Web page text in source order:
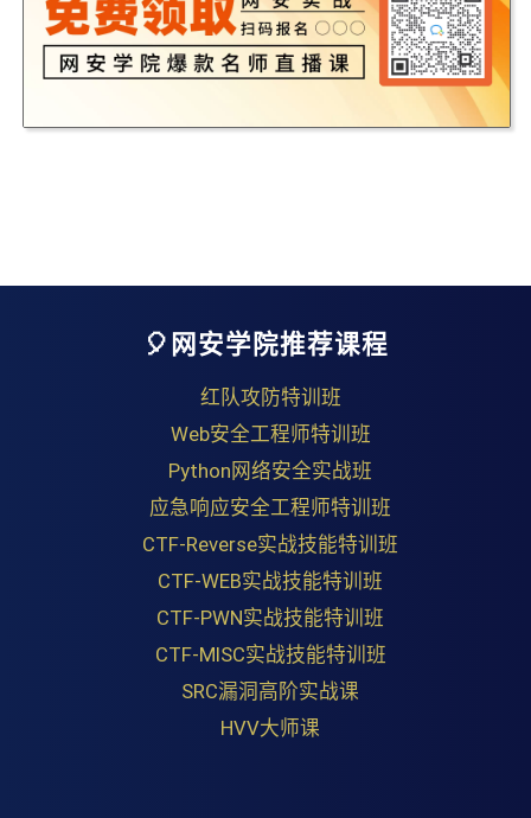
🎈网安学院推荐课程
红队攻防特训班
Web安全工程师特训班
Python网络安全实战班
应急响应安全工程师特训班
CTF-Reverse实战技能特训班
CTF-WEB实战技能特训班
CTF-PWN实战技能特训班
CTF-MISC实战技能特训班
SRC漏洞高阶实战课
HVV大师课